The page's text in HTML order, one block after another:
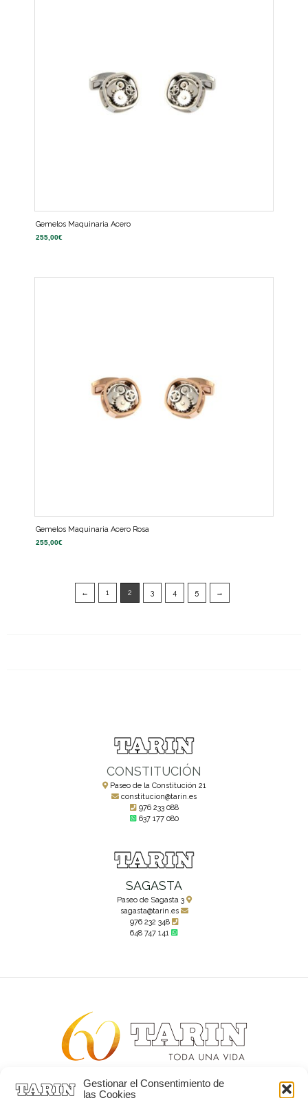
Gestionar el Consentimiento de
las Cookies
Gemelos Maquinaria Acero
255,00€
Gemelos Maquinaria Acero Rosa
255,00€
← 1 2 3 4 5 →
CONSTITUCIÓN
Paseo de la Constitución 21
constitucion@tarin.es
976 233 088
637 177 080
SAGASTA
Paseo de Sagasta 3
sagasta@tarin.es
976 232 348
648 747 141
Alta joyería desde 1963